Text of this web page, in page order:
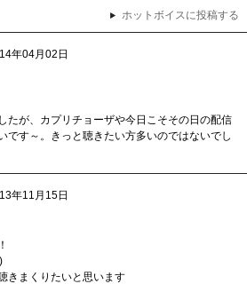
ホットボイスに投稿する
年04月02日
たが、カプリチョーザや今日こそその日の配信
です～。きっと聴きたい方多いのではないでし
年11月15日
きまくりたいと思います